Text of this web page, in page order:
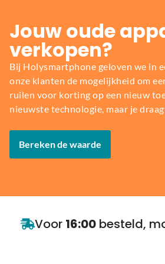
Jouw oude
verkopen?
Bij Holysmartphone geloven we in
onze klanten de mogelijkheid om
ruilen voor korting op een nieuw
nieuwste technologie, maar je
Bereken de waarde
Voor 16:00 besteld,